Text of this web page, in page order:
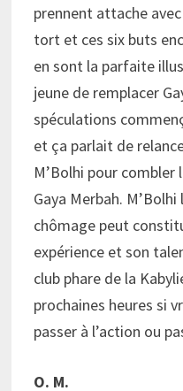
prennent attache
tort et ces six buts
en sont la parfaite
jeune de remplacer
spéculations
et ça parlait de
M’Bolhi pour combler
Gaya Merbah.
chômage peut
expérience et son
club phare de la
prochaines heures si
passer à l’action ou
O. M.